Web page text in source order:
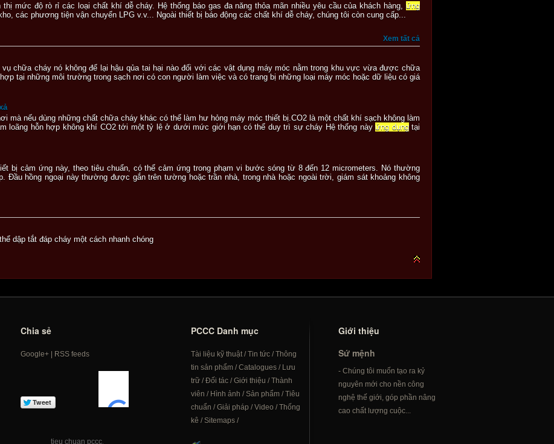
thị mức độ rò rỉ các loại chất khí dễ cháy. Hệ thống báo gas đa năng thỏa mãn nhiều yêu cầu của khách hàng, ứng
các phương tiện vận chuyển LPG v.v... Ngoài thiết bị báo động các chất khí dễ cháy, chúng tôi còn cung cấp...
Xem tất cả
vụ chữa cháy nó không để lại hậu qủa tai hại nào đối với các vật dụng máy móc nằm trong khu vực vừa được chữa
tại những môi trường trong sạch nơi có con người làm việc và có trang bị những loại máy móc hoặc dữ liệu có giá
mà nếu dùng những chất chữa cháy khác có thể làm hư hỏng máy móc thiết bị.CO2 là một chất khí sạch không làm
loãng hỗn hợp không khí CO2 tới một tỷ lệ ở dưới mức giới hạn có thể duy trì sự cháy Hệ thống nàyứng dụngtại
bị cảm ứng này, theo tiêu chuẩn, có thể cảm ứng trong phạm vi bước sóng từ 8 đến 12 micrometers. Nó thường
Đầu hồng ngoại này thường được gắn trên tường hoặc trần nhà, trong nhà hoặc ngoài trời, giám sát khoảng không
dập tắt đáp cháy một cách nhanh chóng
Chia sẻ
Google+| RSS feeds
tieu chuan pccc
PCCC Danh mục
Tài liệu kỹ thuật/Tin tức/Thông
tin sản phẩm/Catalogues/ Lưu
trữ/Đối tác/Giới thiệu /Thành
viên / Hình ảnh /Sản phẩm/Tiêu
chuẩn /Giải pháp /Video /Thống
kê /Sitemaps/
Giới thiệu
Sứ mệnh
- Chúng tôi muốn tạo ra kỷ
nguyên mới cho nền công
nghệ thế giới, góp phần nâng
cao chất lượng cuộc...